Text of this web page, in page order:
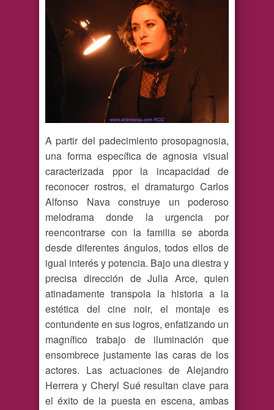
A partir del padecimiento prosopagnosia,
una forma específica de agnosia visual
caracterizada ppor la incapacidad de
reconocer rostros, el dramaturgo Carlos
Alfonso Nava construye un poderoso
melodrama donde la urgencia por
reencontrarse con la familia se aborda
desde diferentes ángulos, todos ellos de
igual interés y potencia. Bajo una diestra y
precisa dirección de Julia Arce, quien
atinadamente transpola la historia a la
estética del cine noir, el montaje es
contundente en sus logros, enfatizando un
magnífico trabajo de iluminación que
ensombrece justamente las caras de los
actores. Las actuaciones de Alejandro
Herrera y Cheryl Sué resultan clave para
el éxito de la puesta en escena, ambas